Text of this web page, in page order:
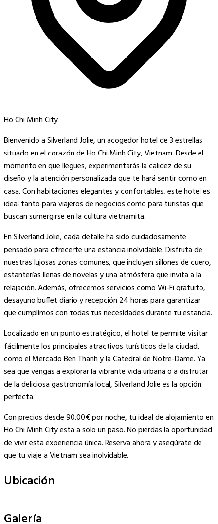
Ho Chi Minh City
Bienvenido a Silverland Jolie, un acogedor hotel de 3 estrellas
situado en el corazón de Ho Chi Minh City, Vietnam. Desde el
momento en que llegues, experimentarás la calidez de su
diseño y la atención personalizada que te hará sentir como en
casa. Con habitaciones elegantes y confortables, este hotel es
ideal tanto para viajeros de negocios como para turistas que
buscan sumergirse en la cultura vietnamita.
En Silverland Jolie, cada detalle ha sido cuidadosamente
pensado para ofrecerte una estancia inolvidable. Disfruta de
nuestras lujosas zonas comunes, que incluyen sillones de cuero,
estanterías llenas de novelas y una atmósfera que invita a la
relajación. Además, ofrecemos servicios como Wi-Fi gratuito,
desayuno buffet diario y recepción 24 horas para garantizar
que cumplimos con todas tus necesidades durante tu estancia.
Localizado en un punto estratégico, el hotel te permite visitar
fácilmente los principales atractivos turísticos de la ciudad,
como el Mercado Ben Thanh y la Catedral de Notre-Dame. Ya
sea que vengas a explorar la vibrante vida urbana o a disfrutar
de la deliciosa gastronomía local, Silverland Jolie es la opción
perfecta.
Con precios desde 90.00€ por noche, tu ideal de alojamiento en
Ho Chi Minh City está a solo un paso. No pierdas la oportunidad
de vivir esta experiencia única. Reserva ahora y asegúrate de
que tu viaje a Vietnam sea inolvidable.
Ubicación
+
Galería